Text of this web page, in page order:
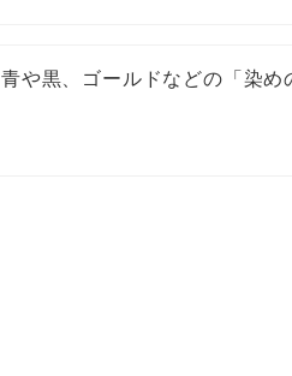
青や黒、ゴールドなどの「染め